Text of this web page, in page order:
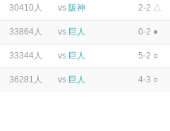
30410人 vs 阪神 2-2 △
33864人 vs 巨人 0-2 ●
33344人 vs 巨人 5-2 ○
36281人 vs 巨人 4-3 ○